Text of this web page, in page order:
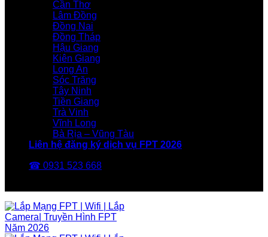
Cần Thơ
Lâm Đồng
Đồng Nai
Đồng Tháp
Hậu Giang
Kiên Giang
Long An
Sóc Trăng
Tây Ninh
Tiền Giang
Trà Vinh
Vĩnh Long
Bà Rịa – Vũng Tàu
Liên hệ đăng ký dịch vụ FPT 2026
☎ 0931 523 668